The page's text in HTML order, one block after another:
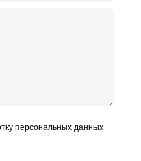
персональных данных